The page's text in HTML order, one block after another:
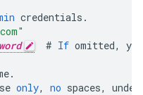
credentials .
# If omitted, you
.
only, no spaces,